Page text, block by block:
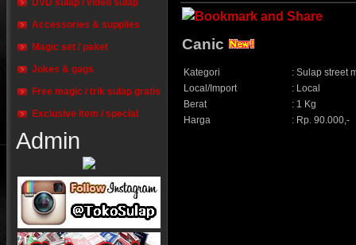
DVD sulap / video sulap
Accessories & supplies
Magic set / paket
Jokes & gags
Free magic / trik sulap gratis
Exclusive item / special
Admin
Canic
Kategori : Sulap street
Local/Import
: Local
Berat
: 1 Kg
Harga
: Rp. 90.000,-